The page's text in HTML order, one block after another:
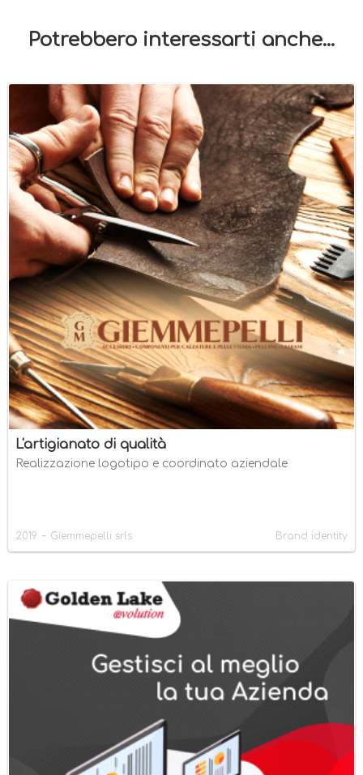
Potrebbero interessarti anche...
L'artigianato di qualità
Realizzazione logotipo e coordinato aziendale
2019 - Giemmepelli srls Brand identity